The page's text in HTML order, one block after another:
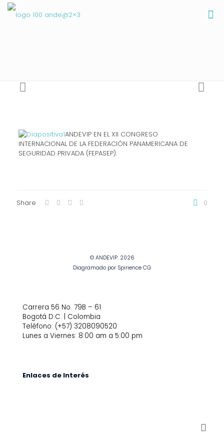
ANDEVIP EN EL XII CONGRESO
INTERNACIONAL DE LA FEDERACIÓN PANAMERICANA DE
SEGURIDAD PRIVADA (FEPASEP).
Share 0
© ANDEVIP. 2026
Diagramado por Spirience CG
Carrera 56 No. 79B – 61
Bogotá D.C. | Colombia
Teléfono: (+57) 3208090520
Lunes a Viernes: 8:00 am a 5:00 pm
Enlaces de Interés